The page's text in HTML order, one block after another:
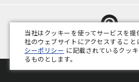
プライバシーポリシー 特定商取引法 会社概要
当社はクッキーを使ってサービスを提
社のウェブサイトにアクセスすること
シーポリシー に記載されているクッ
るものとします。